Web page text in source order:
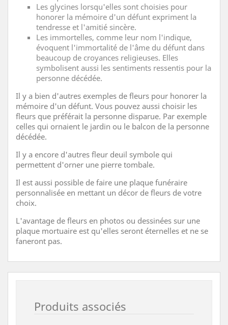
Les glycines lorsqu'elles sont choisies pour
honorer la mémoire d'un défunt expriment la
tendresse et l'amitié sincère.
Les immortelles, comme leur nom l'indique,
évoquent l'immortalité de l'âme du défunt dans
beaucoup de croyances religieuses. Elles
symbolisent aussi les sentiments ressentis pour la
personne décédée.
Il y a bien d'autres exemples de fleurs pour honorer la
mémoire d'un défunt. Vous pouvez aussi choisir les
fleurs que préférait la personne disparue. Par exemple
celles qui ornaient le jardin ou le balcon de la personne
décédée.
Il y a encore d'autres fleur deuil symbole qui
permettent d'orner une pierre tombale.
Il est aussi possible de faire une plaque funéraire
personnalisée en mettant un décor de fleurs de votre
choix.
L'avantage de fleurs en photos ou dessinées sur une
plaque mortuaire est qu'elles seront éternelles et ne se
faneront pas.
Produits associés